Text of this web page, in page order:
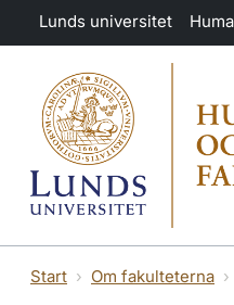
Hoppa till huvudinnehåll
Lunds universitet
Start Om fakulteterna